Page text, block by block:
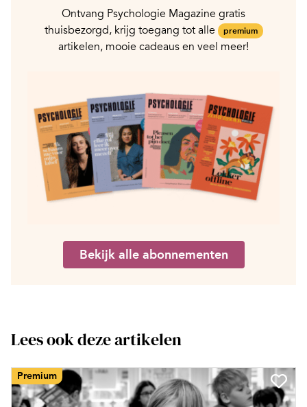
Ontvang Psychologie Magazine gratis
thuisbezorgd, krijg toegang tot alle
premium
artikelen, mooie cadeaus en veel meer!
Bekijk alle abonnementen
Lees ook deze artikelen
Premium